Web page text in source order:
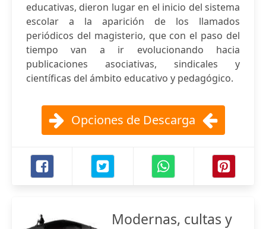
educativas, dieron lugar en el inicio del sistema
escolar a la aparición de los llamados
periódicos del magisterio, que con el paso del
tiempo van a ir evolucionando hacia
publicaciones asociativas, sindicales y
científicas del ámbito educativo y pedagógico.
Opciones de Descarga
Modernas, cultas y